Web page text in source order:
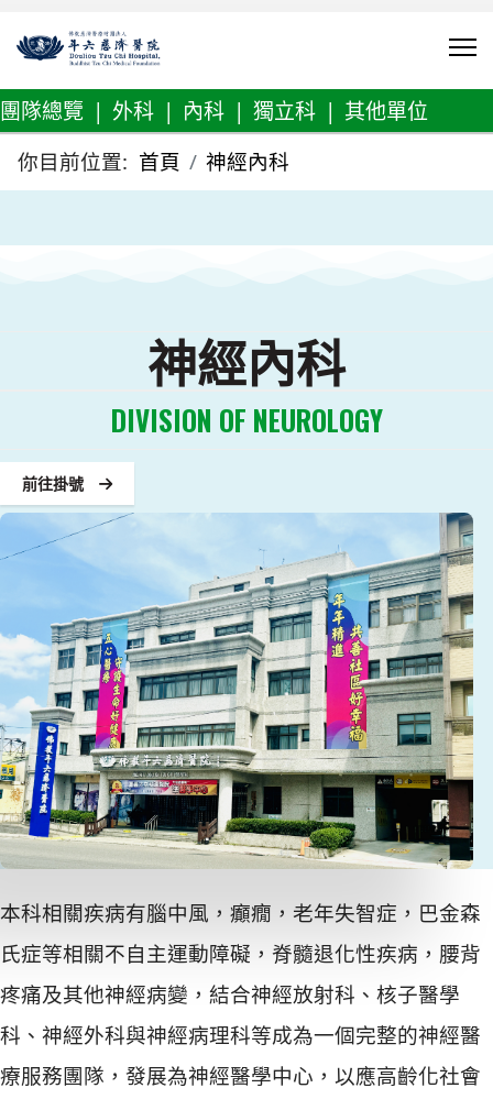
團隊總覽 | 外科 | 內科 | 獨立科 | 其他單位
你目前位置: 首頁 神經內科
神經內科
DIVISION OF NEUROLOGY
前往掛號
本科相關疾病有腦中風，癲癇，老年失智症，巴金森
氏症等相關不自主運動障礙，脊髓退化性疾病，腰背
疼痛及其他神經病變，結合神經放射科、核子醫學
科、神經外科與神經病理科等成為一個完整的神經醫
療服務團隊，發展為神經醫學中心，以應高齡化社會